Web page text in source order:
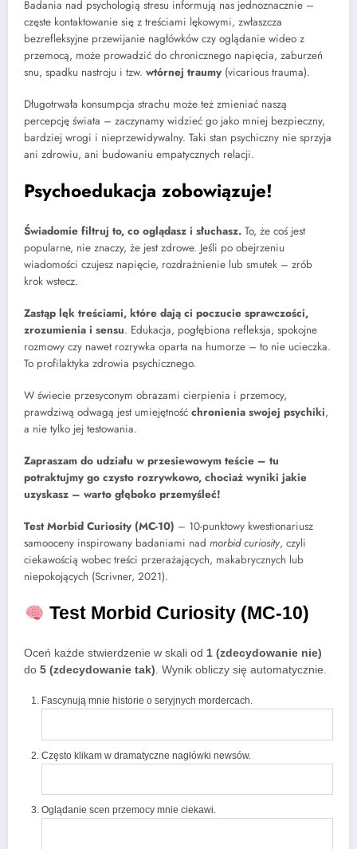
Badania nad psychologią stresu informują nas jednoznacznie –
częste kontaktowanie się z treściami lękowymi, zwłaszcza
bezrefleksyjne przewijanie nagłówków czy oglądanie wideo z
przemocą, może prowadzić do chronicznego napięcia, zaburzeń
snu, spadku nastroju i tzw. wtórnej traumy (vicarious trauma).
Długotrwała konsumpcja strachu może też zmieniać naszą
percepcję świata – zaczynamy widzieć go jako mniej bezpieczny,
bardziej wrogi i nieprzewidywalny. Taki stan psychiczny nie sprzyja
ani zdrowiu, ani budowaniu empatycznych relacji.
Psychoedukacja zobowiązuje!
Świadomie filtruj to, co oglądasz i słuchasz. To, że coś jest
popularne, nie znaczy, że jest zdrowe. Jeśli po obejrzeniu
wiadomości czujesz napięcie, rozdrażnienie lub smutek – zrób
krok wstecz.
Zastąp lęk treściami, które dają ci poczucie sprawczości,
zrozumienia i sensu. Edukacja, pogłębiona refleksja, spokojne
rozmowy czy nawet rozrywka oparta na humorze – to nie ucieczka.
To profilaktyka zdrowia psychicznego.
W świecie przesyconym obrazami cierpienia i przemocy,
prawdziwą odwagą jest umiejętność chronienia swojej psychiki,
a nie tylko jej testowania.
Zapraszam do udziału w przesiewowym teście – tu
potraktujmy go czysto rozrywkowo, chociaż wyniki jakie
uzyskasz – warto głęboko przemyśleć!
Test Morbid Curiosity (MC-10) – 10-punktowy kwestionariusz
samooceny inspirowany badaniami nad morbid curiosity, czyli
ciekawością wobec treści przerażających, makabrycznych lub
niepokojących (Scrivner, 2021).
Test Morbid Curiosity (MC-10)
Oceń każde stwierdzenie w skali od 1 (zdecydowanie nie)
do 5 (zdecydowanie tak) . Wynik obliczy się automatycznie.
Fascynują mnie historie o seryjnych mordercach.
Często klikam w dramatyczne nagłówki newsów.
Oglądanie scen przemocy mnie ciekawi.